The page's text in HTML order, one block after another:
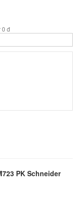
0 đ
PK Schneider